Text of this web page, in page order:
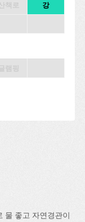
강
물 좋고 자연경관이